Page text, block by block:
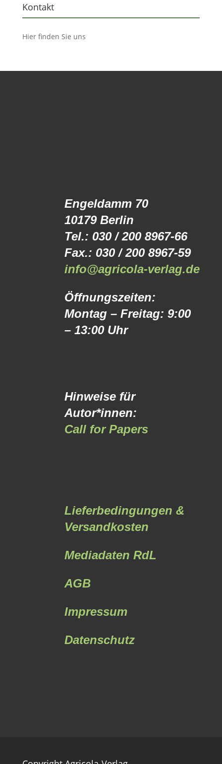
Kontakt
Hier finden Sie uns
Engeldamm 70
10179 Berlin
Tel.: 030 / 200 8967-66
Fax.: 030 / 200 8967-59
info@agricola-verlag.de
Öffnungszeiten:
Montag – Freitag: 9:00
– 13:00 Uhr
Hinweise für
Autor*innen:
Call for Papers
Lieferbedingungen &
Versandkosten
Mediadaten RdL
AGB
Impressum
Datenschutz